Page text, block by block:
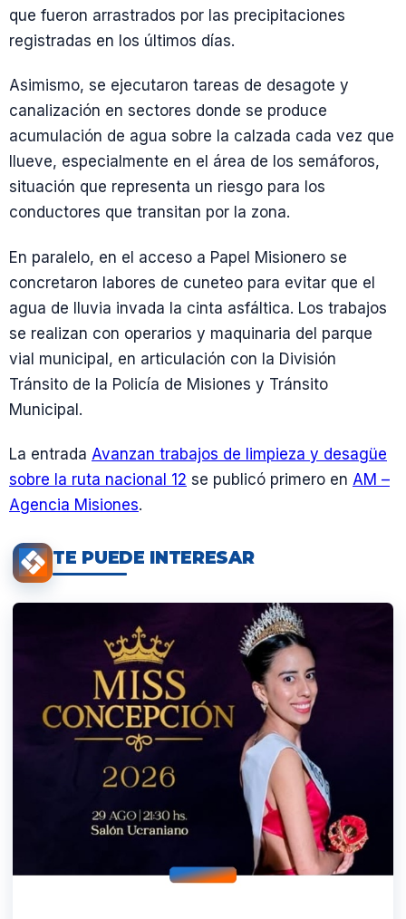
que fueron arrastrados por las precipitaciones
registradas en los últimos días.
Asimismo, se ejecutaron tareas de desagote y
canalización en sectores donde se produce
acumulación de agua sobre la calzada cada vez que
llueve, especialmente en el área de los semáforos,
situación que representa un riesgo para los
conductores que transitan por la zona.
En paralelo, en el acceso a Papel Misionero se
concretaron labores de cuneteo para evitar que el
agua de lluvia invada la cinta asfáltica. Los trabajos
se realizan con operarios y maquinaria del parque
vial municipal, en articulación con la División
Tránsito de la Policía de Misiones y Tránsito
Municipal.
La entrada Avanzan trabajos de limpieza y desagüe
sobre la ruta nacional 12 se publicó primero en AM –
Agencia Misiones.
TE PUEDE INTERESAR